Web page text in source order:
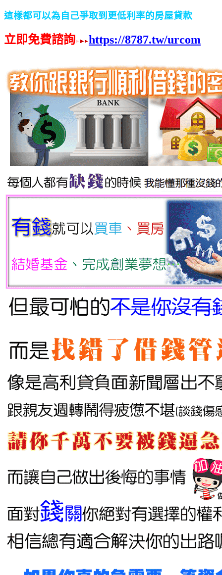
這樣都可以為自己爭取到更低利率的房屋貸款
立即免費諮詢 https://8787.tw/urcom